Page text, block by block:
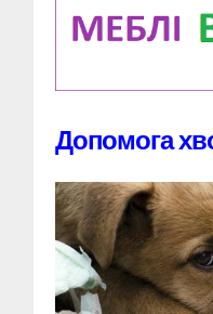
Допомога